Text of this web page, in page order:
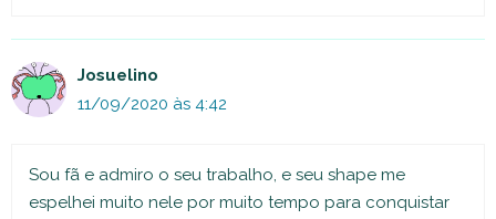
Josuelino
11/09/2020 às 4:42
Sou fã e admiro o seu trabalho, e seu shape me
espelhei muito nele por muito tempo para conquistar